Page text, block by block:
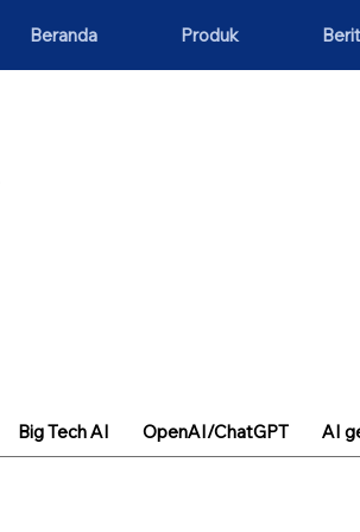
Beranda Produk
Big Tech AI OpenAI/ChatGPT AI